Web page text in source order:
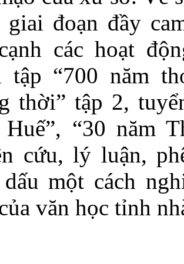
giai đoạn đầy
các hoạt
tập “700 năm
thời” tập 2,
“30 năm
cứu, lý luận,
dấu một cách
văn học tỉnh